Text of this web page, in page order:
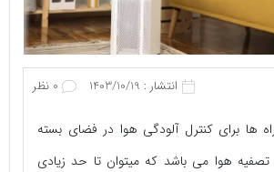
انتشار : 1403/10/19
ها برای کنترل آلودگی هوا در فضای بسته
تصفیه هوا می باشد که میتوان تا حد زیادی